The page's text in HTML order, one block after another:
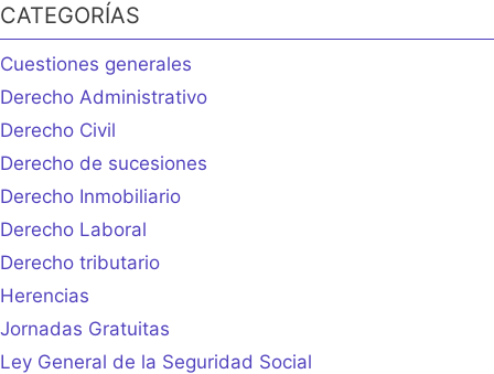
CATEGORÍAS
Cuestiones generales
Derecho Administrativo
Derecho Civil
Derecho de sucesiones
Derecho Inmobiliario
Derecho Laboral
Derecho tributario
Herencias
Jornadas Gratuitas
Ley General de la Seguridad Social